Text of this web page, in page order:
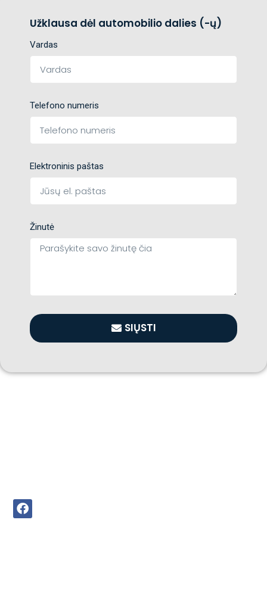
Užklausa dėl automobilio dalies (-ų)
Vardas
Telefono numeris
Elektroninis paštas
Žinutė
SIŲSTI